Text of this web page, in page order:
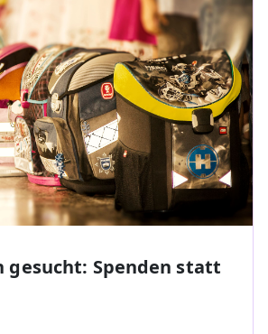
gesucht: Spenden statt